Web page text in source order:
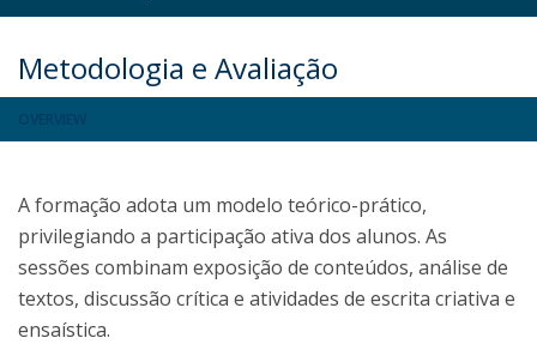
Metodologia e Avaliação
A formação adota um modelo teórico-prático,
privilegiando a participação ativa dos alunos. As
sessões combinam exposição de conteúdos, análise de
textos, discussão crítica e atividades de escrita criativa e
ensaística.